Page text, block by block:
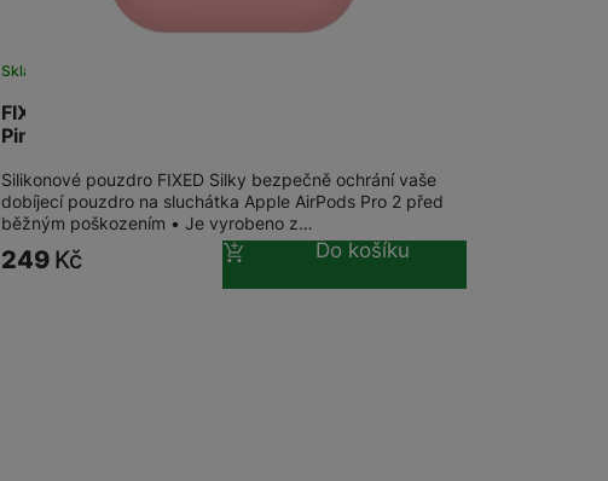
Herní zóna
FIXED Silky Apple AirPods Pro 2/P2 (USB-C),
Pink
Skladem
Silikonové pouzdro FIXED Silky bezpečně ochrání vaše
dobíjecí pouzdro na sluchátka Apple AirPods Pro 2 před
běžným poškozením • Je vyrobeno z…
249 Kč Do košíku